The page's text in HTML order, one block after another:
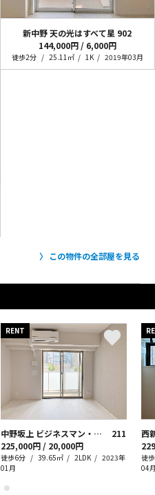
新中野 天の光はすべて星 902
144,000円 / 6,000円
徒歩2分 25.11㎡ 1K
2019年03月
この物件の全部屋を見る
RENT
中野坂上 ビジネスマン・ウーマンストーリー
211
225,000円 / 20,000円
徒歩6分 39.65㎡ 2LDK
2023年
01月
徒
04